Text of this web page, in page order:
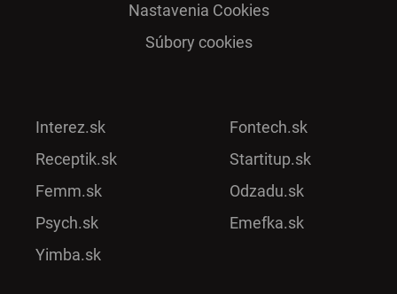
Nastavenia Cookies
Súbory cookies
Interez.sk
Receptik.sk
Femm.sk
Psych.sk
Yimba.sk
Fontech.sk
Startitup.sk
Odzadu.sk
Emefka.sk